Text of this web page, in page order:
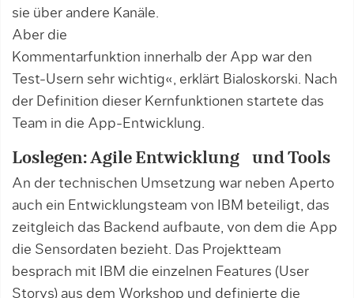
sie über andere Kanäle.
Aber die
Kommentarfunktion innerhalb der App war den
Test-Usern sehr wichtig«, erklärt Bialoskorski. Nach
der Definition dieser Kernfunktionen startete das
Team in die App-Entwicklung.
Loslegen: Agile Entwicklung und Tools
An der technischen Umsetzung war neben Aperto
auch ein Entwicklungsteam von IBM beteiligt, das
zeitgleich das Backend aufbaute, von dem die App
die Sensordaten bezieht. Das Projektteam
besprach mit IBM die einzelnen Features (User
Storys) aus dem Workshop und definierte die